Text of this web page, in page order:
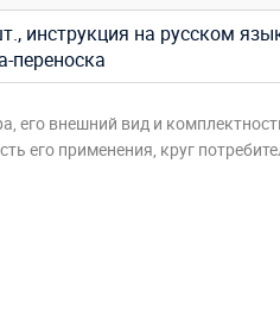
инструкция на русском
переноска
его внешний вид и
его применения, круг